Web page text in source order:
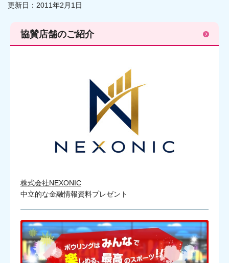
更新日：2011年2月1日
協賛店舗のご紹介
株式会社NEXONIC
中立的な金融情報資料プレゼント